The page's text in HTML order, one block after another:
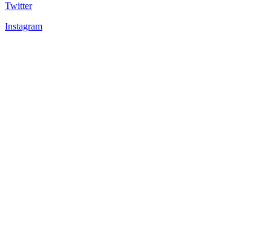
Twitter
Instagram